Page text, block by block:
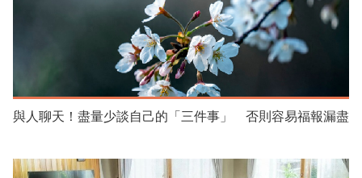
與人聊天！盡量少談自己的「三件事」 否則容易福報漏盡